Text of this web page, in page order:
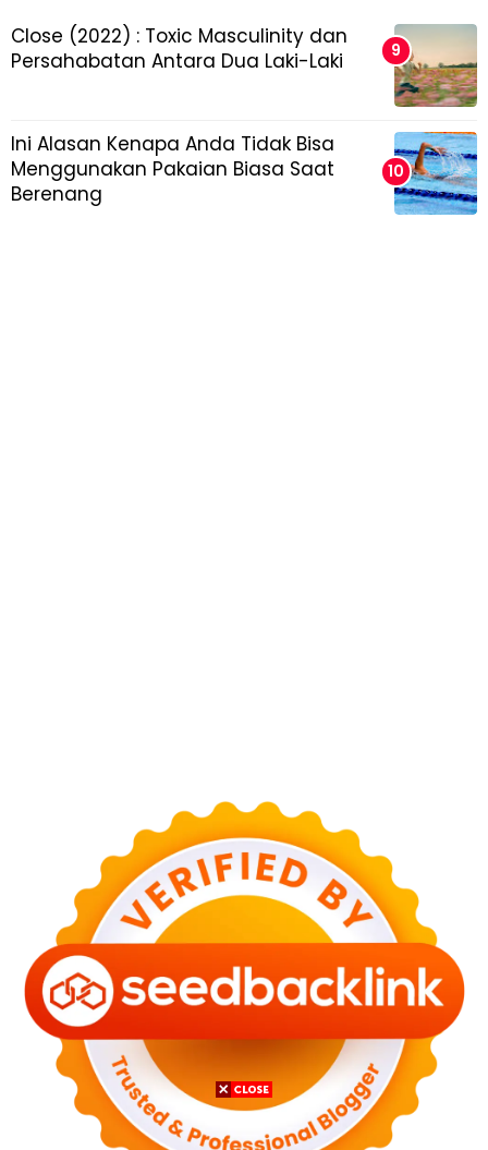
Close (2022) : Toxic Masculinity dan
Persahabatan Antara Dua Laki-Laki
Ini Alasan Kenapa Anda Tidak Bisa
Menggunakan Pakaian Biasa Saat
Berenang